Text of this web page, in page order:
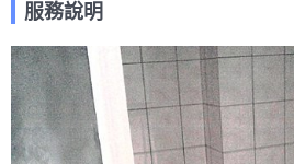
服務說明